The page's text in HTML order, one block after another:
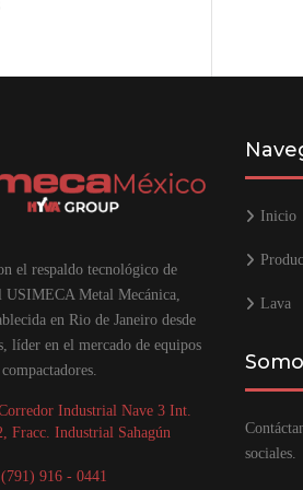
el respaldo tecnológico de
USIMECA Metal Mecánica,
en Rio de Janeiro desde
líder en el mercado de equipos
Industrial Nave 3 Int.
Fracc. Industrial Sahagún
916 - 0441
Inicio
Lava
sociales.